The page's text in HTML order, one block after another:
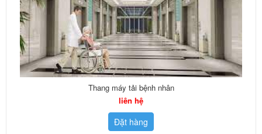
Thang máy tải bệnh nhân
liên hệ
Đặt hàng